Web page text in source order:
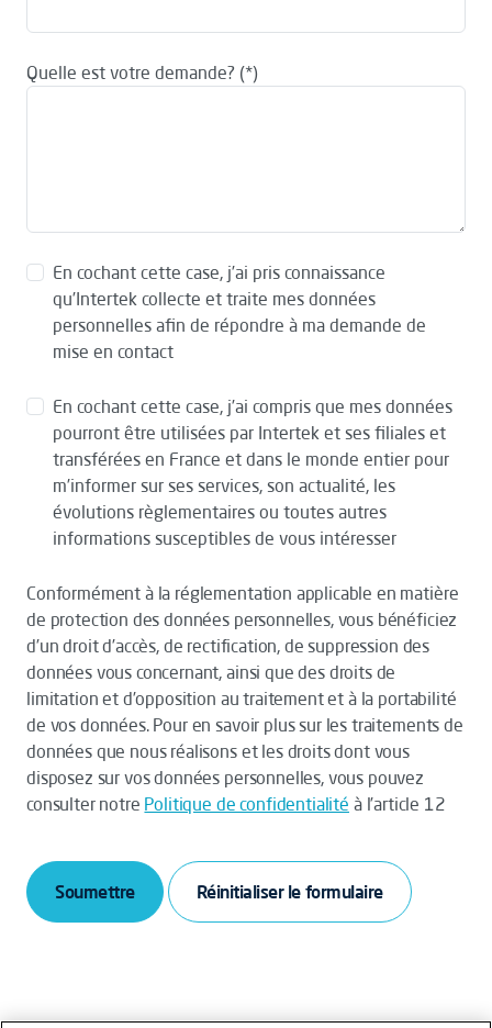
Quelle est votre demande?
En cochant cette case, j’ai pris connaissance
qu’Intertek collecte et traite mes données
personnelles afin de répondre à ma demande de
mise en contact
En cochant cette case, j’ai compris que mes données
pourront être utilisées par Intertek et ses filiales et
transférées en France et dans le monde entier pour
m’informer sur ses services, son actualité, les
évolutions règlementaires ou toutes autres
informations susceptibles de vous intéresser
Conformément à la réglementation applicable en matière
de protection des données personnelles, vous bénéficiez
d’un droit d’accès, de rectification, de suppression des
données vous concernant, ainsi que des droits de
limitation et d’opposition au traitement et à la portabilité
de vos données. Pour en savoir plus sur les traitements de
données que nous réalisons et les droits dont vous
disposez sur vos données personnelles, vous pouvez
consulter notre Politique de confidentialité à l’article 12
Soumettre